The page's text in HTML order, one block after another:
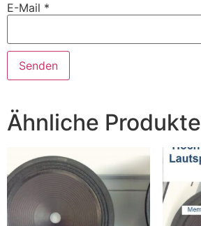
E-Mail *
Ähnliche Produkte